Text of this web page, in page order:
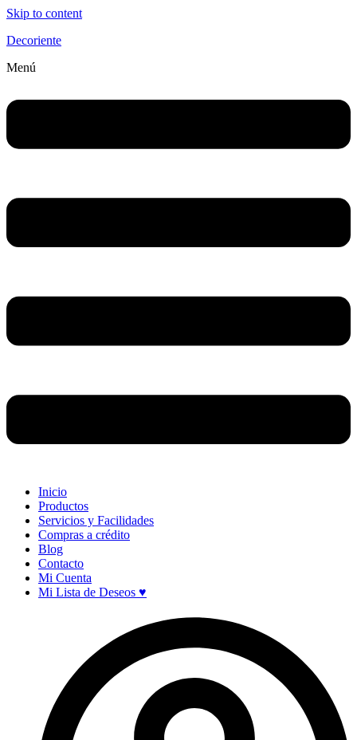
Skip to content
Decoriente
Menú
Inicio
Productos
Servicios y Facilidades
Compras a crédito
Blog
Contacto
Mi Cuenta
Mi Lista de Deseos ♥